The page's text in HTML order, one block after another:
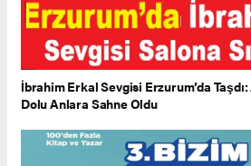
İbrahim Erkal Sevgisi Erzurum’da
Dolu Anlara Sahne Oldu